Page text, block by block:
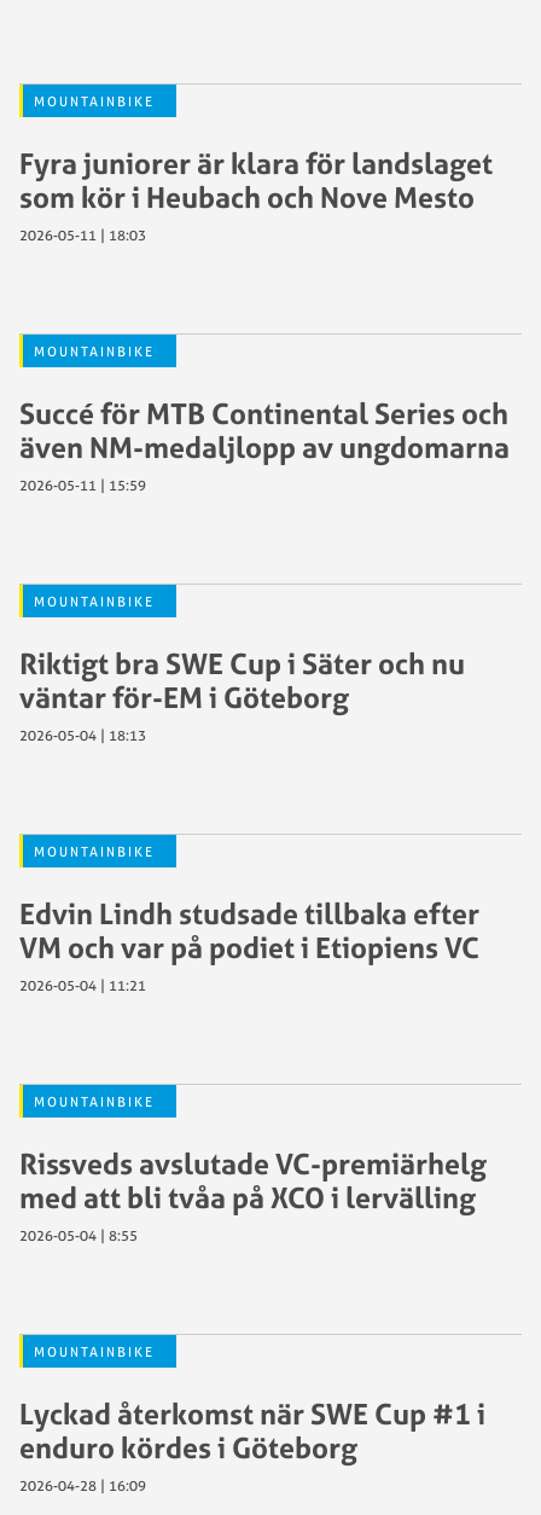
MOUNTAINBIKE
Fyra juniorer är klara för landslaget
som kör i Heubach och Nove Mesto
2026-05-11 | 18:03
MOUNTAINBIKE
Succé för MTB Continental Series och
även NM-medaljlopp av ungdomarna
2026-05-11 | 15:59
MOUNTAINBIKE
Riktigt bra SWE Cup i Säter och nu
väntar för-EM i Göteborg
2026-05-04 | 18:13
MOUNTAINBIKE
Edvin Lindh studsade tillbaka efter
VM och var på podiet i Etiopiens VC
2026-05-04 | 11:21
MOUNTAINBIKE
Rissveds avslutade VC-premiärhelg
med att bli tvåa på XCO i lervälling
2026-05-04 | 8:55
MOUNTAINBIKE
Lyckad återkomst när SWE Cup #1 i
enduro kördes i Göteborg
2026-04-28 | 16:09